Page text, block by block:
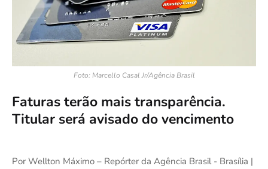
Foto: Marcello Casal Jr/Agência Brasil
Faturas terão mais transparência.
Titular será avisado do vencimento
Por Wellton Máximo – Repórter da Agência Brasil - Brasília |